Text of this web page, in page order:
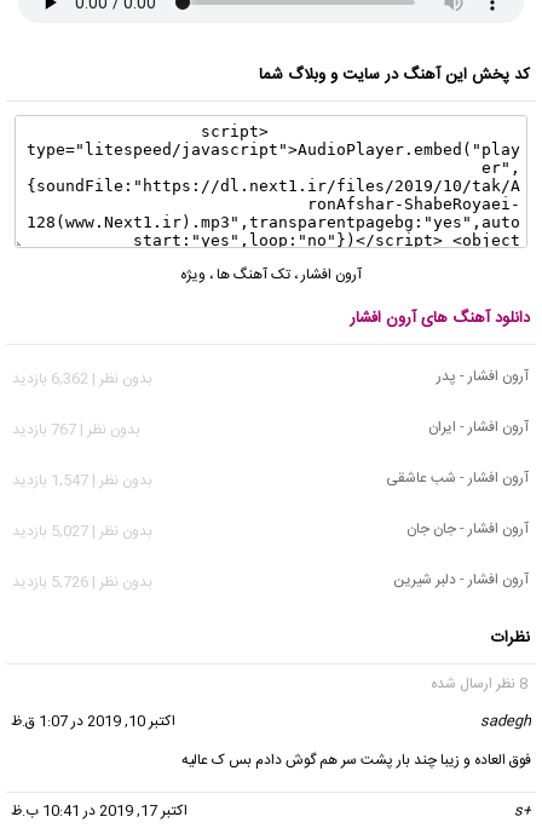
کد پخش این آهنگ در سایت و وبلاگ شما
آرون افشار، تک آهنگ ها، ویژه
دانلود آهنگ های آرون افشار
آرون افشار - پدر
بدون نظر | 6,362 بازدید
آرون افشار - ایران
بدون نظر | 767 بازدید
آرون افشار - شب عاشقی
بدون نظر | 1,547 بازدید
آرون افشار - جان جان
بدون نظر | 5,027 بازدید
آرون افشار - دلبر شیرین
بدون نظر | 5,726 بازدید
نظرات
8 نظر ارسال شده
sadegh
اکتبر 10, 2019 در 1:07 ق.ظ
فوق العاده و زیبا چند بار پشت سر هم گوش دادم بس ک عالیه
+s
اکتبر 17, 2019 در 10:41 ب.ظ